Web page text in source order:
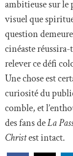
ambitieuse sur le
visuel que
question
cinéaste
relever ce défi
Une chose est
curiosité du
comble, et
des fans deLa
Christest intact.